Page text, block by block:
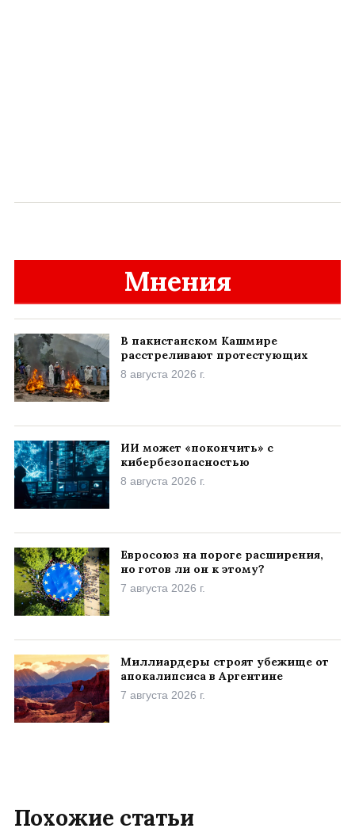
Мнения
В пакистанском Кашмире
расстреливают протестующих
8 августа 2026 г.
ИИ может «покончить» с
кибербезопасностью
8 августа 2026 г.
Евросоюз на пороге расширения,
но готов ли он к этому?
7 августа 2026 г.
Миллиардеры строят убежище от
апокалипсиса в Аргентине
7 августа 2026 г.
Похожие статьи